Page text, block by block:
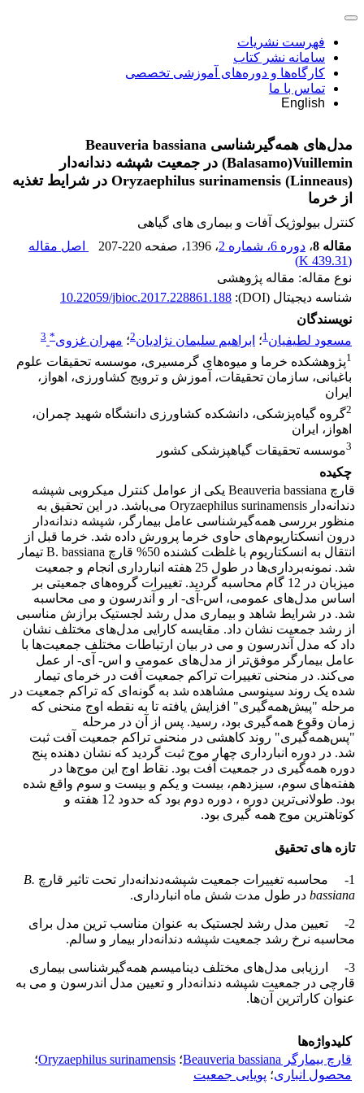
فهرست نشریات
سامانه نشر کتاب
کارگاه‌ها و دوره‌های آموزشی تخصصی
تماس با ما
English
مدل‌های همه‌گیرشناسی Beauveria bassiana
(Balasamo)Vuillemin در جمعیت شپشه دندانه‌دار
(Linneaus) Oryzaephilus surinamensis در شرایط تغذیه
از خرما
کنترل بیولوژیک آفات و بیماری های گیاهی
مقاله 8
، دوره 6، شماره 2 ، 1396 ، صفحه 207-220
اصل مقاله
(
439.31 K
)
نوع مقاله: مقاله پژوهشی
شناسه دیجیتال (DOI):
10.22059/jbioc.2017.228861.188
نویسندگان
مسعود لطیفیان1؛ ابراهیم سلیمان نژادیان2؛ مهران غزوی*
3
1پژوهشکده خرما و میوه‌های گرمسیری، موسسه تحقیقات علوم
باغبانی، سازمان تحقیقات، آموزش و ترویج کشاورزی، اهواز،
ایران
2گروه گیاه‌پزشکی، دانشکده کشاورزی دانشگاه شهید چمران،
اهواز، ایران
3موسسه تحقیقات گیاهپزشکی کشور
چکیده
قارچ Beauveria bassiana یکی از عوامل کنترل میکروبی شپشه
دندانه‌دار Oryzaephilus surinamensis می‌باشد. در این تحقیق به
منظور بررسی همه‌گیرشناسی عامل بیمارگر، شپشه دندانه‌دار
درون انسکتاریوم‌های حاوی خرما پرورش داده شد. خرما قبل از
انتقال به انسکتاریوم با غلظت کشنده 50% قارچ B. bassiana تیمار
شد. نمونه‌برداری‌ها در طول 25 هفته انبارداری انجام و جمعیت
میزبان در 12 گام محاسبه گردید. تغییرات گروه‌های جمعیتی بر
اساس مدل‌های عمومی، اس-آی- ار و آندرسون و می محاسبه
شد. در شرایط شاهد و بیماری مدل رشد لجستیک برازش مناسبی
از رشد جمعیت نشان ‌داد. مقایسه کارایی مدل‌های مختلف نشان
داد که مدل آندرسون و می‌ در بیان ارتباطات مختلف جمعیت‌ها با
عامل بیمارگر موفق‌تر از مدل‌های عمومی‌ و اس- آی- ار عمل
می‌کند. در منحنی تغییرات تراکم جمعیت آفت در خرمای تیمار
شده یک روند سینوسی مشاهده شد به گونه‌ای که تراکم جمعیت در
مرحله "پیش‌همه‌گیری" افزایش یافته تا به نقطه اوج منحنی که
زمان وقوع همه‌گیری بود، ‌رسید. پس از آن در مرحله
"پس‌همه‌گیری" روند کاهشی در منحنی تراکم جمعیت آفت ثبت
شد. در دوره انبارداری چهار موج ثبت گردید که نشان دهنده پنج
دوره همه‌گیری در جمعیت آفت بود. نقاط اوج این موج‌ها در
هفته‌های سوم، سیزدهم، بیست و یکم و بیست و سوم واقع شده
بود. طولانی‌ترین دوره ، دوره دوم بود که حدود 12 هفته و
کوتاهترین موج همه گیری بود.
تازه های تحقیق
1- محاسبه تغییرات جمعیت شپشه‌دندانه‌دار تحت تاثیر قارچ
B.
bassiana در طول مدت شش ماه انبارداری.
2- تعیین مدل رشد لجستیک به عنوان مناسب ترین مدل برای
محاسبه نرخ رشد جمعیت شپشه دندانه‌دار بیمار و سالم.
3- ارزیابی مدل‌های مختلف دینامیسم همه‌گیرشناسی بیماری
قارچی در جمعیت شپشه دندانه‌دار و تعیین مدل اندرسون و می به
عنوان کاراترین آن‌ها.
کلیدواژه‌ها
قارچ بیمارگر Beauveria bassiana
؛ Oryzaephilus surinamensis؛
محصول انباری؛ پویایی جمعیت